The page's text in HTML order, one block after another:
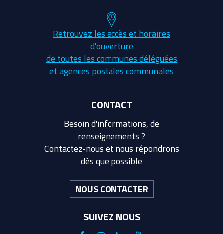
Retrouvez les accès et horaires
d'ouverture
de toutes les communes déléguées
et agences postales communales
CONTACT
Besoin d'informations, de
renseignements ?
Contactez-nous et nous répondrons
dès que possible
NOUS CONTACTER
SUIVEZ NOUS